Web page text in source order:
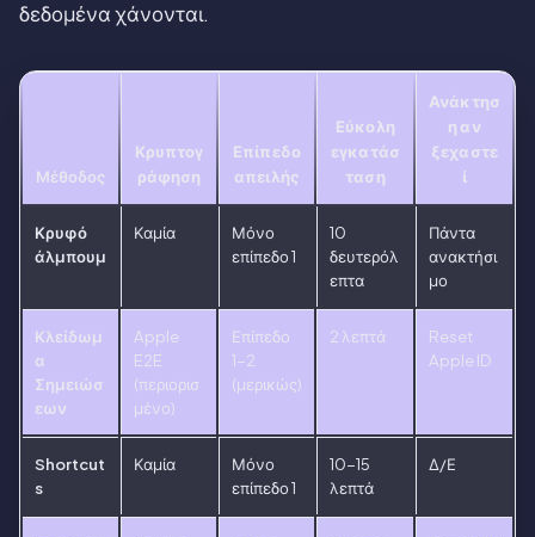
δεδομένα χάνονται.
Μέθοδος
Κρυπτογ
ράφηση
Επίπεδο
απειλής
Εύκολη
εγκατάσ
ταση
Ανάκτησ
η αν
ξεχαστε
ί
Κρυφό
άλμπουμ
Καμία
Μόνο
επίπεδο 1
10
δευτερόλ
επτα
Πάντα
ανακτήσι
μο
Κλείδωμ
α
Σημειώσ
εων
Apple
E2E
(περιορισ
μένο)
Επίπεδο
1-2
(μερικώς)
2 λεπτά
Reset
Apple ID
Shortcut
s
Καμία
Μόνο
επίπεδο 1
10-15
λεπτά
Δ/Ε